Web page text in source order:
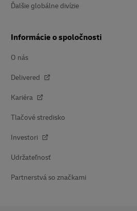
Ďalšie globálne divízie
Informácie o spoločnosti
O nás
Delivered
Kariéra
Tlačové stredisko
Investori
Udržateľnosť
Partnerstvá so značkami